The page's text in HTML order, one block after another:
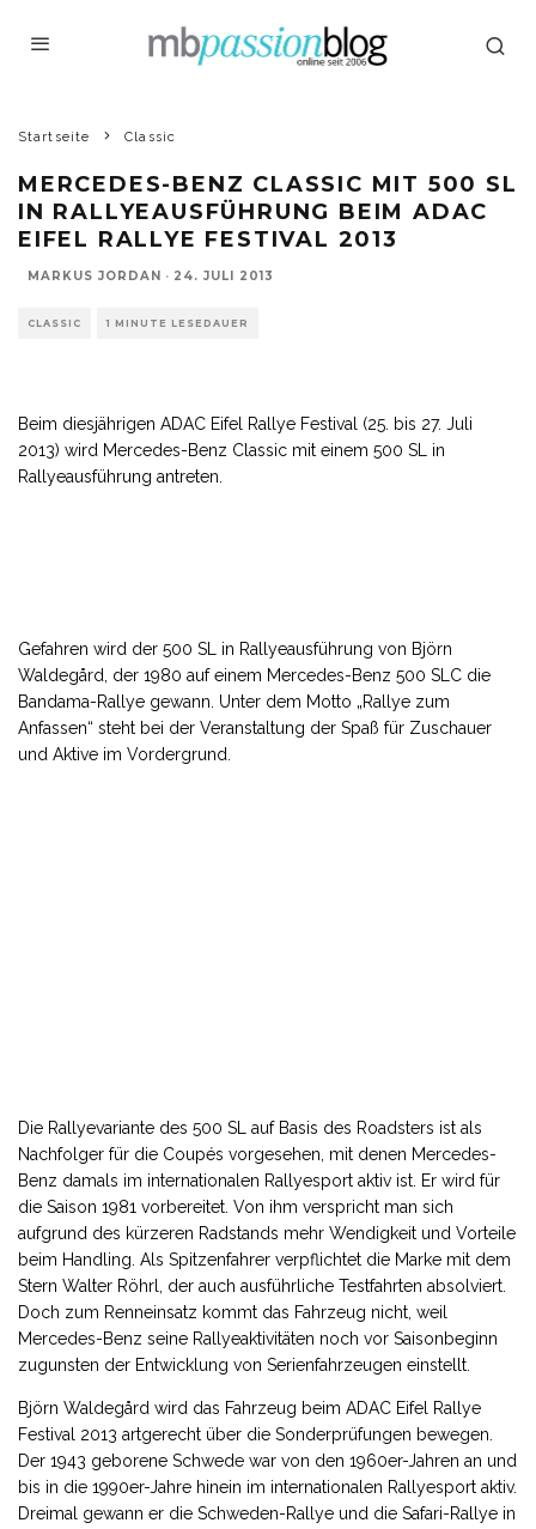
Startseite Classic
MERCEDES-BENZ CLASSIC MIT 500 SL
IN RALLYEAUSFÜHRUNG BEIM ADAC
EIFEL RALLYE FESTIVAL 2013
MARKUS JORDAN · 24. JULI 2013
CLASSIC 1 MINUTE LESEDAUER
Beim diesjährigen ADAC Eifel Rallye Festival (25. bis 27. Juli
2013) wird Mercedes-Benz Classic mit einem 500 SL in
Rallyeausführung antreten.
Gefahren wird der 500 SL in Rallyeausführung von Björn
Waldegård, der 1980 auf einem Mercedes-Benz 500 SLC die
Bandama-Rallye gewann. Unter dem Motto „Rallye zum
Anfassen“ steht bei der Veranstaltung der Spaß für Zuschauer
und Aktive im Vordergrund.
Die Rallyevariante des 500 SL auf Basis des Roadsters ist als
Nachfolger für die Coupés vorgesehen, mit denen Mercedes-
Benz damals im internationalen Rallyesport aktiv ist. Er wird für
die Saison 1981 vorbereitet. Von ihm verspricht man sich
aufgrund des kürzeren Radstands mehr Wendigkeit und Vorteile
beim Handling. Als Spitzenfahrer verpflichtet die Marke mit dem
Stern Walter Röhrl, der auch ausführliche Testfahrten absolviert.
Doch zum Renneinsatz kommt das Fahrzeug nicht, weil
Mercedes-Benz seine Rallyeaktivitäten noch vor Saisonbeginn
zugunsten der Entwicklung von Serienfahrzeugen einstellt.
Björn Waldegård wird das Fahrzeug beim ADAC Eifel Rallye
Festival 2013 artgerecht über die Sonderprüfungen bewegen.
Der 1943 geborene Schwede war von den 1960er-Jahren an und
bis in die 1990er-Jahre hinein im internationalen Rallyesport aktiv.
Dreimal gewann er die Schweden-Rallye und die Safari-Rallye in